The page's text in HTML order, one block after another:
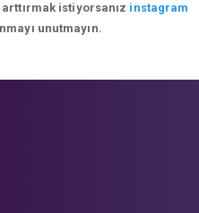
arttırmak istiyorsanız instagram
unutmayın.